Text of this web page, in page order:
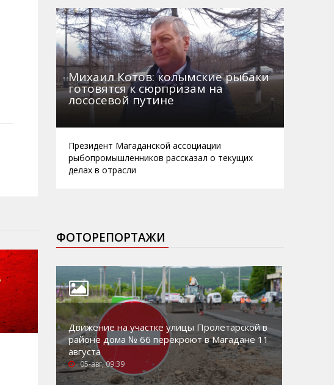
Михаил Котов: колымские рыбаки
готовятся к сюрпризам на
лососевой путине
Президент Магаданской ассоциации
рыбопромышленников рассказал о текущих
делах в отрасли
ФОТОРЕПОРТАЖИ
Движение на участке улицы Пролетарской в
районе дома № 66 перекроют в Магадане 11
августа
05-авг, 09:39